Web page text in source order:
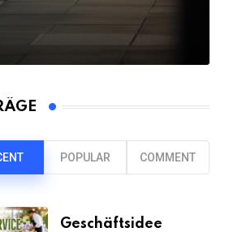
POPULAR COMMENT
Geschäftsidee